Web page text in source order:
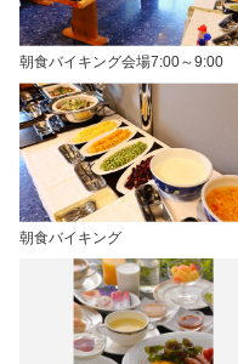
朝食バイキング会場7:00～9:00
朝食バイキング